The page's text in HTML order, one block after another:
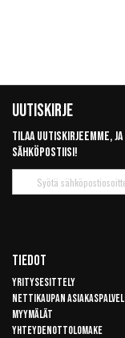
Uutiskirje
Tilaa uutiskirjeemme,
sähköpostiisi!
uutiskirje
Tiedot
Yritysesittely
Nettikaupan
Myymälät
Yhteydenottolomake